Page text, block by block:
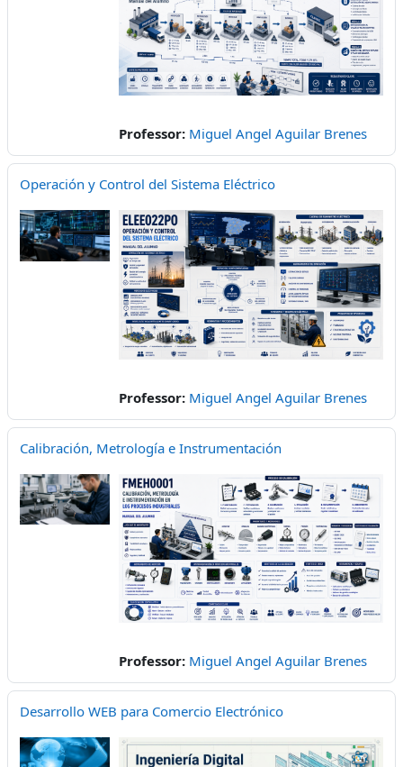
Professor: Miguel Angel Aguilar Brenes
Operación y Control del Sistema Eléctrico
Professor: Miguel Angel Aguilar Brenes
Calibración, Metrología e Instrumentación
Professor: Miguel Angel Aguilar Brenes
Desarrollo WEB para Comercio Electrónico